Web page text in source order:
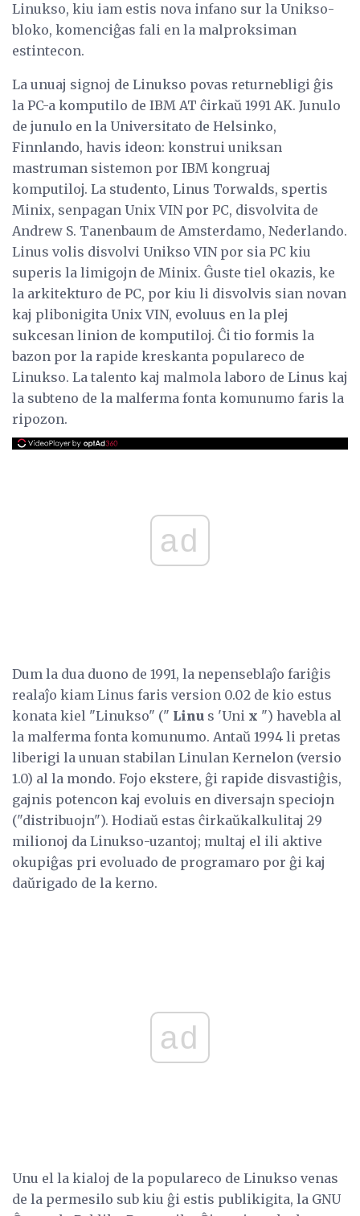
Linukso, kiu iam estis nova infano sur la Unikso-
bloko, komenciĝas fali en la malproksiman
estintecon.
La unuaj signoj de Linukso povas returnebligi ĝis
la PC-a komputilo de IBM AT ĉirkaŭ 1991 AK. Junulo
de junulo en la Universitato de Helsinko,
Finnlando, havis ideon: konstrui uniksan
mastruman sistemon por IBM kongruaj
komputiloj. La studento, Linus Torwalds, spertis
Minix, senpagan Unix VIN por PC, disvolvita de
Andrew S. Tanenbaum de Amsterdamo, Nederlando.
Linus volis disvolvi Unikso VIN por sia PC kiu
superis la limigojn de Minix. Ĝuste tiel okazis, ke
la arkitekturo de PC, por kiu li disvolvis sian novan
kaj plibonigita Unix VIN, evoluus en la plej
sukcesan linion de komputiloj. Ĉi tio formis la
bazon por la rapide kreskanta populareco de
Linukso. La talento kaj malmola laboro de Linus kaj
la subteno de la malferma fonta komunumo faris la
ripozon.
ad
Dum la dua duono de 1991, la nepenseblaĵo fariĝis
realaĵo kiam Linus faris version 0.02 de kio estus
konata kiel "Linukso" (" Linu s 'Uni x ") havebla al
la malferma fonta komunumo. Antaŭ 1994 li pretas
liberigi la unuan stabilan Linulan Kernelon (versio
1.0) al la mondo. Fojo ekstere, ĝi rapide disvastiĝis,
gajnis potencon kaj evoluis en diversajn speciojn
("distribuojn"). Hodiaŭ estas ĉirkaŭkalkulitaj 29
milionoj da Linukso-uzantoj; multaj el ili aktive
okupiĝas pri evoluado de programaro por ĝi kaj
daŭrigado de la kerno.
ad
Unu el la kialoj de la populareco de Linukso venas
de la permesilo sub kiu ĝi estis publikigita, la GNU